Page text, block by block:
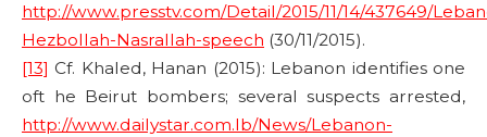
http://www.presstv.com/Detail/2015/11/14/437649/
Hezbollah-Nasrallah-speech (30/11/2015).
[13] Cf. Khaled, Hanan (2015): Lebanon identifies one
oft he Beirut bombers; several suspects arrested,
http://www.dailystar.com.lb/News/Lebanon-